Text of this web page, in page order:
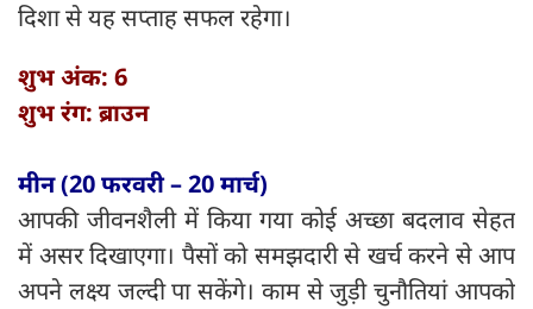
दिशा से यह सप्ताह सफल रहेगा।
शुभ अंक: 6
शुभ रंग: ब्राउन
मीन (20 फरवरी – 20 मार्च)
आपकी जीवनशैली में किया गया कोई अच्छा बदलाव सेहत
में असर दिखाएगा। पैसों को समझदारी से खर्च करने से आप
अपने लक्ष्य जल्दी पा सकेंगे। काम से जुड़ी चुनौतियां आपको